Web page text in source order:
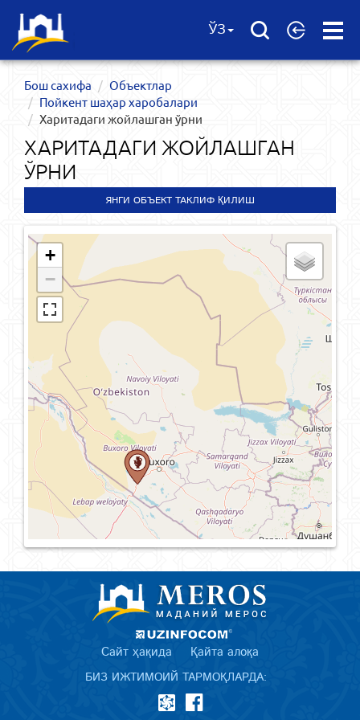
Open
ЎЗ
Бош сахифа
Объектлар
Пойкент шаҳар харобалари
Харитадаги жойлашган ўрни
ХАРИТАДАГИ ЖОЙЛАШГАН
ЎРНИ
ЯНГИ ОБЪЕКТ ТАКЛИФ ҚИЛИШ
+
−
Сайт ҳақида Қайта алоқа
БИЗ ИЖТИМОИЙ ТАРМОҚЛАРДА: